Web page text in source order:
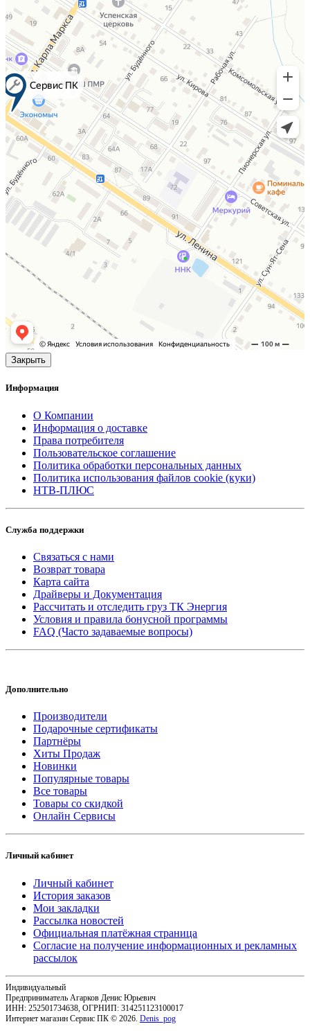
Закрыть
Информация
О Компании
Информация о доставке
Права потребителя
Пользовательское соглашение
Политика обработки персональных данных
Политика использования файлов cookie (куки)
НТВ-ПЛЮС
Служба поддержки
Связаться с нами
Возврат товара
Карта сайта
Драйверы и Документация
Рассчитать и отследить груз ТК Энергия
Условия и правила бонусной программы
FAQ (Часто задаваемые вопросы)
Дополнительно
Производители
Подарочные сертификаты
Партнёры
Хиты Продаж
Новинки
Популярные товары
Все товары
Товары со скидкой
Онлайн Сервисы
Личный кабинет
Личный кабинет
История заказов
Мои закладки
Рассылка новостей
Официальная платёжная страница
Согласие на получение информационных и рекламных
рассылок
Индивидуальный
Предприниматель Агарков Денис Юрьевич
ИНН: 252501734638, ОГРНИП: 314251123100017
Интернет магазин Сервис ПК © 2026. Denis_pog